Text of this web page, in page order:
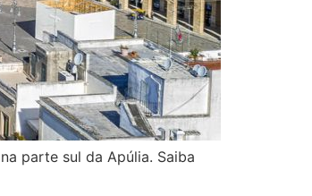
parte sul da Apúlia. Saiba